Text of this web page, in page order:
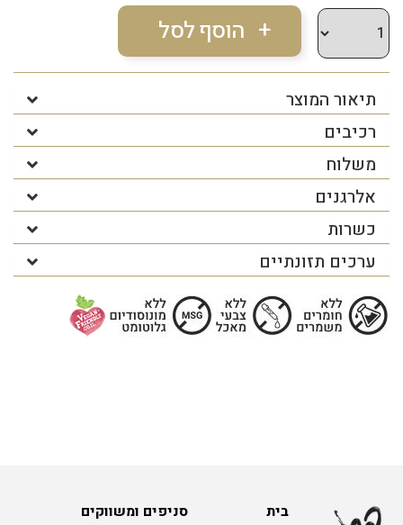
תיאור המוצר
רכיבים
משלוח
אלרגנים
כשרות
ערכים תזונתיים
סניפים ומשווקים
בית